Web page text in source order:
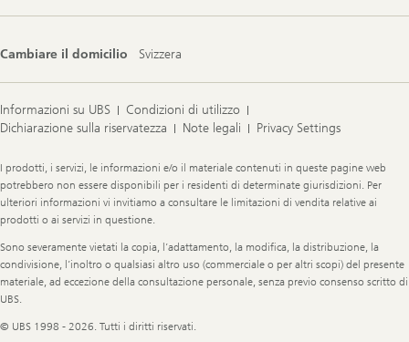
Cambiare il domicilio Svizzera
Informazioni su UBS
Condizioni di utilizzo
Dichiarazione sulla riservatezza
Note legali Privacy Settings
Legal
Information
I prodotti, i servizi, le informazioni e/o il materiale contenuti in queste pagine web
potrebbero non essere disponibili per i residenti di determinate giurisdizioni. Per
ulteriori informazioni vi invitiamo a consultare le limitazioni di vendita relative ai
prodotti o ai servizi in questione.
Sono severamente vietati la copia, l’adattamento, la modifica, la distribuzione, la
condivisione, l’inoltro o qualsiasi altro uso (commerciale o per altri scopi) del presente
materiale, ad eccezione della consultazione personale, senza previo consenso scritto di
UBS.
© UBS 1998 - 2026. Tutti i diritti riservati.